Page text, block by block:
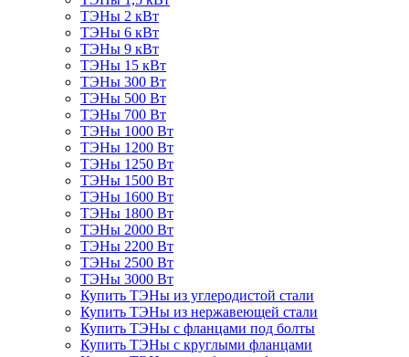
ТЭНы 2 кВт
ТЭНы 6 кВт
ТЭНы 9 кВт
ТЭНы 15 кВт
ТЭНы 300 Вт
ТЭНы 500 Вт
ТЭНы 700 Вт
ТЭНы 1000 Вт
ТЭНы 1200 Вт
ТЭНы 1250 Вт
ТЭНы 1500 Вт
ТЭНы 1600 Вт
ТЭНы 1800 Вт
ТЭНы 2000 Вт
ТЭНы 2200 Вт
ТЭНы 2500 Вт
ТЭНы 3000 Вт
Купить ТЭНы из углеродистой стали
Купить ТЭНы из нержавеющей стали
Купить ТЭНы с фланцами под болты
Купить ТЭНы с круглыми фланцами